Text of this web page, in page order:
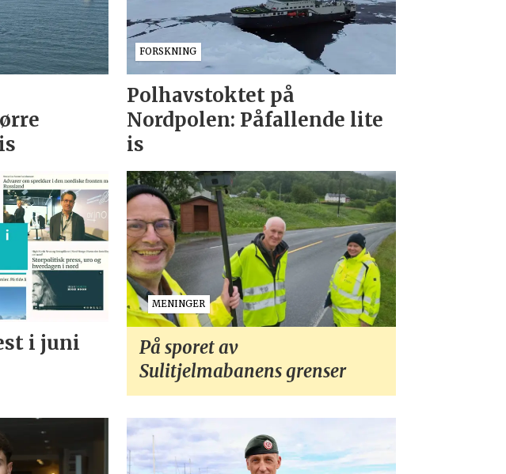
FORSKNING
Polhavstoktet på
Nordpolen: Påfallende lite
is
i juni
MENINGER
På sporet av
Sulitjelmabanens grenser